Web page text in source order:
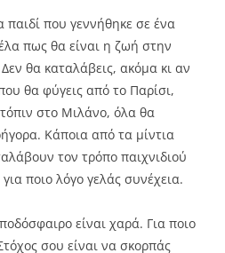
που γεννήθηκε σε ένα
πως θα είναι η ζωή στην
θα καταλάβεις, ακόμα κι αν
θα φύγεις από το Παρίσι,
στο Μιλάνο, όλα θα
Κάποια από τα μίντια
τον τρόπο παιχνιδιού
ποιο λόγο γελάς συνέχεια.
είναι χαρά. Για ποιο
σου είναι να σκορπάς